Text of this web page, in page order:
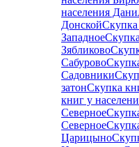
населения
Донской
Западное
Зябликово
Сабурово
Садовники
затонСкупка
книг у
Северное
Северное
Царицыно